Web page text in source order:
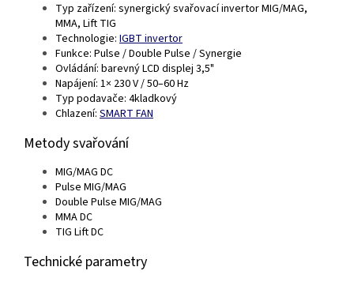
Typ zařízení: synergický svařovací invertor MIG/MAG,
MMA, Lift TIG
Technologie: IGBT invertor
Funkce: Pulse / Double Pulse / Synergie
Ovládání: barevný LCD displej 3,5"
Napájení: 1× 230 V / 50–60 Hz
Typ podavače: 4kladkový
Chlazení: SMART FAN
Metody svařování
MIG/MAG DC
Pulse MIG/MAG
Double Pulse MIG/MAG
MMA DC
TIG Lift DC
Technické parametry